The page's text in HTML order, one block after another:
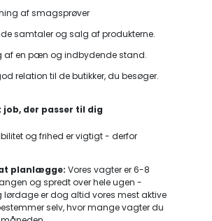
af smagsprøver
samtaler og salg af produkterne.
af en pæn og indbydende stand.
relation til de butikker, du besøger.
der passer til dig
og frihed er vigtigt - derfor
planlægge: Vores vagter er 6-8
og spredt over hele ugen -
lørdage er dog altid vores mest aktive
selv, hvor mange vagter du